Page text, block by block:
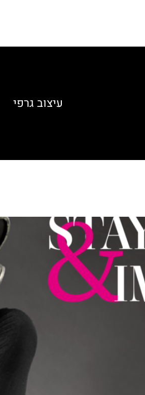
עיצוב גרפי